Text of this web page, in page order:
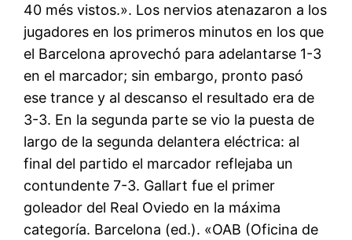
40 més vistos.». Los nervios atenazaron a los
jugadores en los primeros minutos en los que
el Barcelona aprovechó para adelantarse 1-3
en el marcador; sin embargo, pronto pasó
ese trance y al descanso el resultado era de
3-3. En la segunda parte se vio la puesta de
largo de la segunda delantera eléctrica: al
final del partido el marcador reflejaba un
contundente 7-3. Gallart fue el primer
goleador del Real Oviedo en la máxima
categoría. Barcelona (ed.). «OAB (Oficina de